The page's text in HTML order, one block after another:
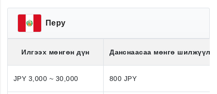
Перу
Илгээх мөнгөн дүн Данснаасаа мөнгө
JPY 3,000 ~ 30,000 800 JPY